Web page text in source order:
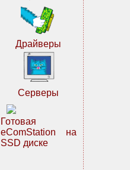
Драйверы
Серверы
Готовая
eComStation на
SSD диске